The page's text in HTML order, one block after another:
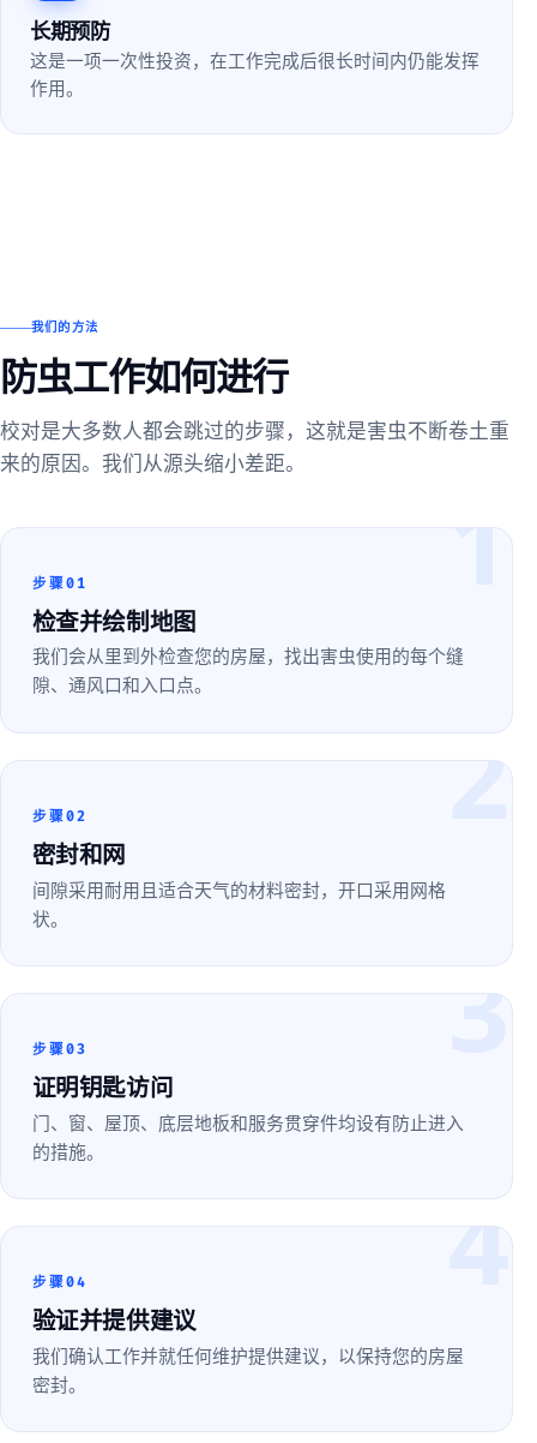
长期预防
这是一项一次性投资，在工作完成后很长时间内仍能发挥
作用。
我们的方法
防虫工作如何进行
校对是大多数人都会跳过的步骤，这就是害虫不断卷土重
来的原因。我们从源头缩小差距。
1
步骤01
检查并绘制地图
我们会从里到外检查您的房屋，找出害虫使用的每个缝
隙、通风口和入口点。
2
步骤02
密封和网
间隙采用耐用且适合天气的材料密封，开口采用网格
状。
3
步骤03
证明钥匙访问
门、窗、屋顶、底层地板和服务贯穿件均设有防止进入
的措施。
4
步骤04
验证并提供建议
我们确认工作并就任何维护提供建议，以保持您的房屋
密封。